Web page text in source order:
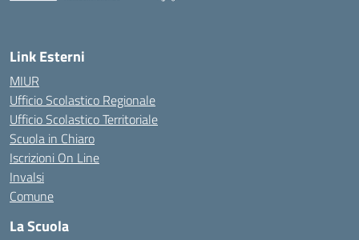
Link Esterni
MIUR
Ufficio Scolastico Regionale
Ufficio Scolastico Territoriale
Scuola in Chiaro
Iscrizioni On Line
Invalsi
Comune
La Scuola